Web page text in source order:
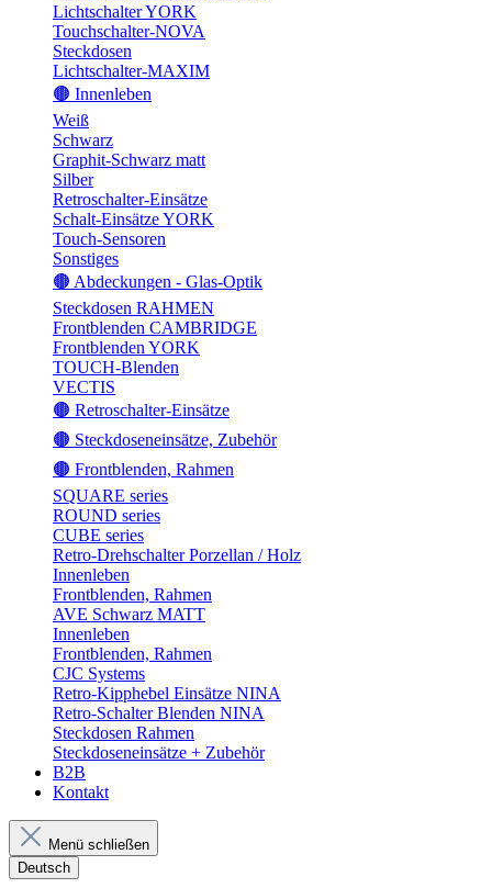
Lichtschalter YORK
Touchschalter-NOVA
Steckdosen
Lichtschalter-MAXIM
🟤 Innenleben
Weiß
Schwarz
Graphit-Schwarz matt
Silber
Retroschalter-Einsätze
Schalt-Einsätze YORK
Touch-Sensoren
Sonstiges
🟤 Abdeckungen - Glas-Optik
Steckdosen RAHMEN
Frontblenden CAMBRIDGE
Frontblenden YORK
TOUCH-Blenden
VECTIS
🟤 Retroschalter-Einsätze
🟤 Steckdoseneinsätze, Zubehör
🟤 Frontblenden, Rahmen
SQUARE series
ROUND series
CUBE series
Retro-Drehschalter Porzellan / Holz
Innenleben
Frontblenden, Rahmen
AVE Schwarz MATT
Innenleben
Frontblenden, Rahmen
CJC Systems
Retro-Kipphebel Einsätze NINA
Retro-Schalter Blenden NINA
Steckdosen Rahmen
Steckdoseneinsätze + Zubehör
B2B
Kontakt
Menü schließen
Deutsch